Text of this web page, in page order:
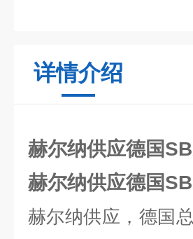
详情介绍
赫尔纳供应德国
赫尔纳供应德国
赫尔纳供应，德国